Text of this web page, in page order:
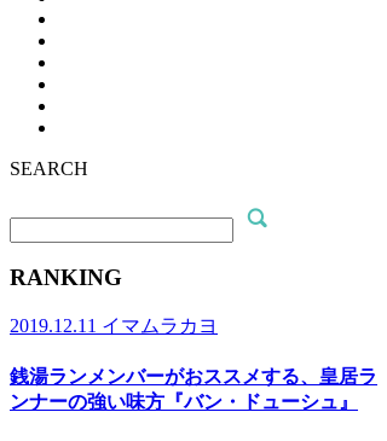
SEARCH
RANKING
2019.12.11 イマムラカヨ
銭湯ランメンバーがおススメする、皇居ラ
ンナーの強い味方『バン・ドューシュ』